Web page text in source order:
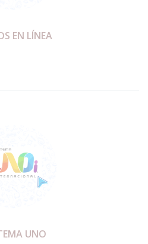
EN LÍNEA
UNO